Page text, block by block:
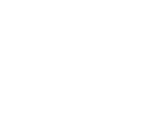
از محمد کامکار
بنام دوباره با هم